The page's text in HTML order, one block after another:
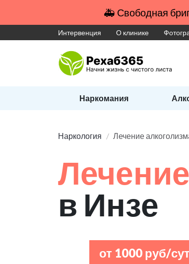
🚑 Свободная
Интервенция О клинике
Наркомания
Наркология Лечение
в Инзе
от 1000 руб/